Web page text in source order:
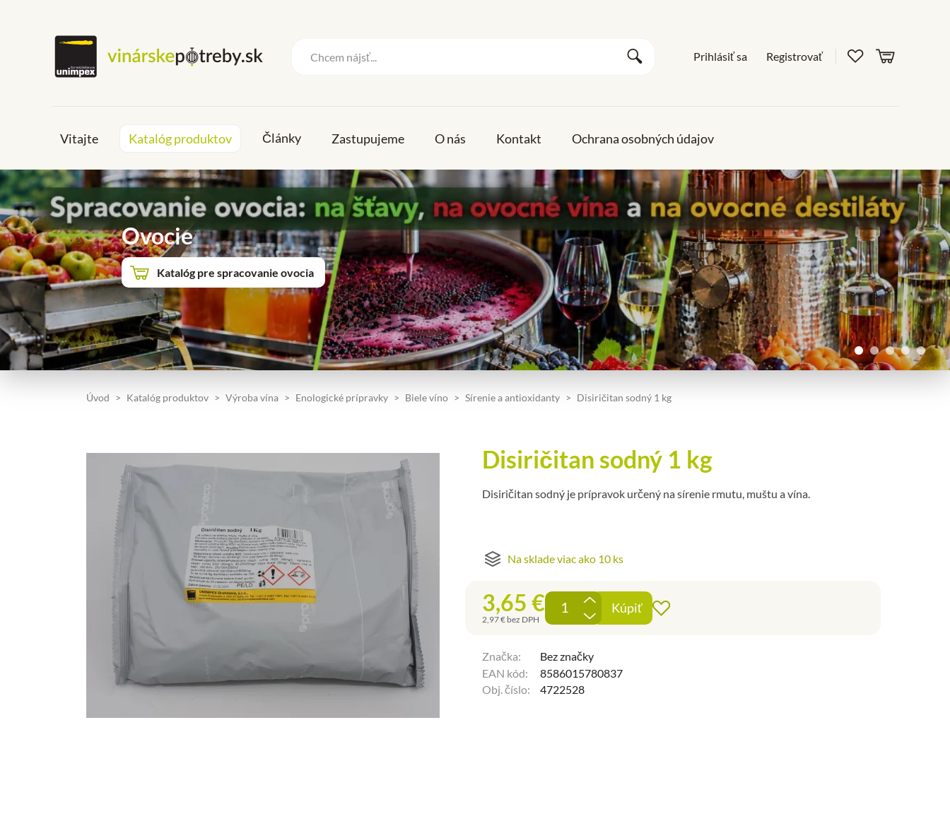
VyhľadaťPrihlásiť sa Registrovať Obľúbené
Vitajte Katalóg produktov Články Zastupujeme O nás Kontakt Ochrana osobných údajov
Ovocie
Katalóg pre spracovanie ovocia
Úvod Katalóg produktov Výroba vína Enologické prípravky Biele víno Sírenie a antioxidanty Disiričitan sodný 1 kg
Disiričitan sodný 1 kg
Disiričitan sodný je prípravok určený na sírenie rmutu, muštu a vína.
Na sklade viac ako 10 ks
3,65 €
2,97€ bez DPH
-
Kúpiť
Značka:
Bez značky
EAN kód:
8586015780837
Obj. číslo:
4722528